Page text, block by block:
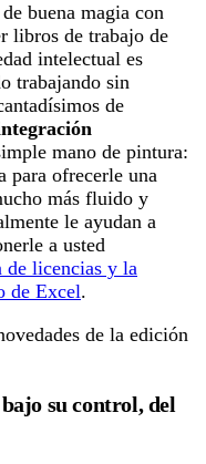
buena magia con
libros de trabajo de
intelectual es
trabajando sin
de
mano de pintura:
para ofrecerle una
más fluido y
le ayudan a
a usted
de licencias y la
de Excel.
de la edición
su control, del